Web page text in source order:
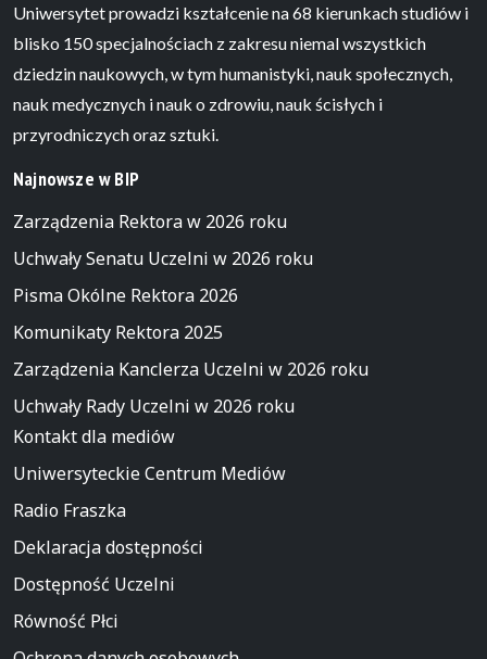
Uniwersytet prowadzi kształcenie na 68 kierunkach studiów i
blisko 150 specjalnościach z zakresu niemal wszystkich
dziedzin naukowych, w tym humanistyki, nauk społecznych,
nauk medycznych i nauk o zdrowiu, nauk ścisłych i
przyrodniczych oraz sztuki.
Najnowsze w BIP
Zarządzenia Rektora w 2026 roku
Uchwały Senatu Uczelni w 2026 roku
Pisma Okólne Rektora 2026
Komunikaty Rektora 2025
Zarządzenia Kanclerza Uczelni w 2026 roku
Uchwały Rady Uczelni w 2026 roku
Kontakt dla mediów
Uniwersyteckie Centrum Mediów
Radio Fraszka
Deklaracja dostępności
Dostępność Uczelni
Równość Płci